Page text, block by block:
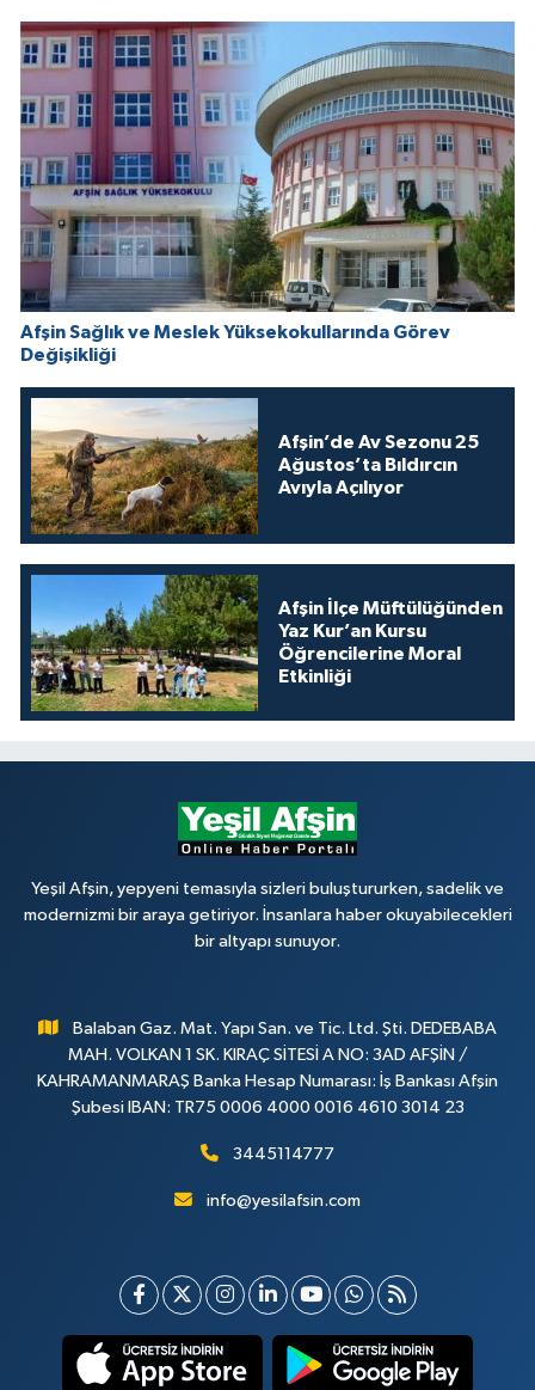
Afşin Sağlık ve Meslek Yüksekokullarında Görev
Değişikliği
Afşin’de Av Sezonu 25
Ağustos’ta Bıldırcın
Avıyla Açılıyor
Afşin İlçe Müftülüğünden
Yaz Kur’an Kursu
Öğrencilerine Moral
Etkinliği
Yeşil Afşin, yepyeni temasıyla sizleri buluştururken, sadelik ve
modernizmi bir araya getiriyor. İnsanlara haber okuyabilecekleri
bir altyapı sunuyor.
Balaban Gaz. Mat. Yapı San. ve Tic. Ltd. Şti. DEDEBABA
MAH. VOLKAN 1 SK. KIRAÇ SİTESİ A NO: 3AD AFŞİN /
KAHRAMANMARAŞ Banka Hesap Numarası: İş Bankası Afşin
Şubesi IBAN: TR75 0006 4000 0016 4610 3014 23
3445114777
info@yesilafsin.com